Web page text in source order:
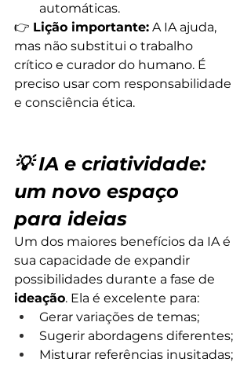
automáticas.
👉 Lição importante: A IA ajuda,
mas não substitui o trabalho
crítico e curador do humano. É
preciso usar com responsabilidade
e consciência ética.
💡 IA e criatividade:
um novo espaço
para ideias
Um dos maiores benefícios da IA é
sua capacidade de expandir
possibilidades durante a fase de
ideação. Ela é excelente para:
Gerar variações de temas;
Sugerir abordagens diferentes;
Misturar referências inusitadas;